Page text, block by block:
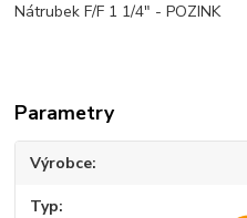
Nátrubek F/F 1 1/4" - POZINK
Parametry
Výrobce
Typ